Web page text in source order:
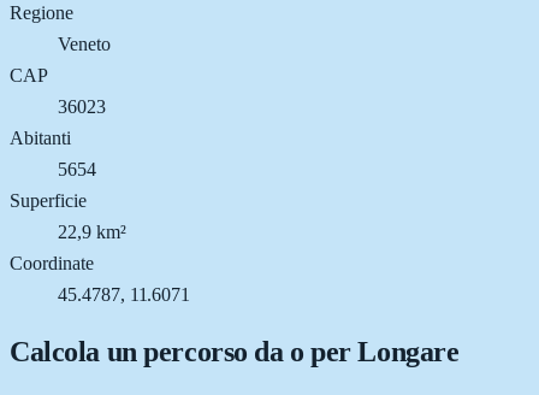
Regione
Veneto
CAP
36023
Abitanti
5654
Superficie
22,9 km²
Coordinate
45.4787, 11.6071
Calcola un percorso da o perLongare